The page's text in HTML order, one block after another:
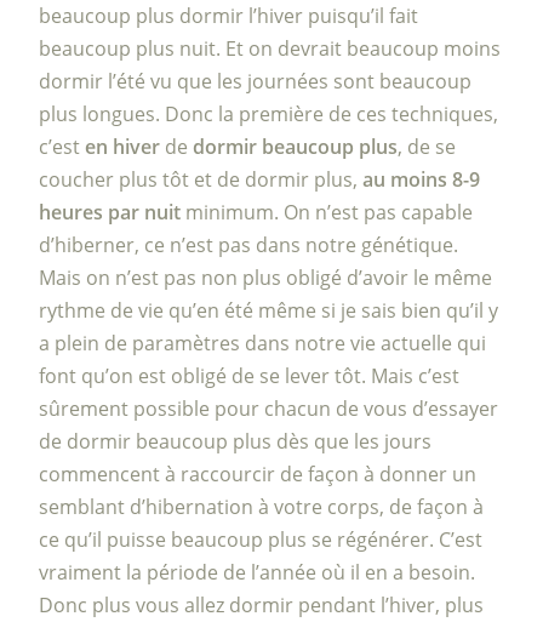
beaucoup plus dormir l’hiver puisqu’il fait
beaucoup plus nuit. Et on devrait beaucoup moins
dormir l’été vu que les journées sont beaucoup
plus longues. Donc la première de ces techniques,
c’esten hiver de dormir beaucoup plus, de se
coucher plus tôt et de dormir plus,au moins 8-9
heures par nuit minimum. On n’est pas capable
d’hiberner, ce n’est pas dans notre génétique.
Mais on n’est pas non plus obligé d’avoir le même
rythme de vie qu’en été même si je sais bien qu’il y
a plein de paramètres dans notre vie actuelle qui
font qu’on est obligé de se lever tôt. Mais c’est
sûrement possible pour chacun de vous d’essayer
de dormir beaucoup plus dès que les jours
commencent à raccourcir de façon à donner un
semblant d’hibernation à votre corps, de façon à
ce qu’il puisse beaucoup plus se régénérer. C’est
vraiment la période de l’année où il en a besoin.
Donc plus vous allez dormir pendant l’hiver, plus